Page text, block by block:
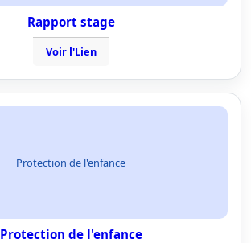
Rapport stage
Voir l'Lien
Protection de l'enfance
Protection de l'enfance